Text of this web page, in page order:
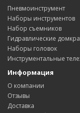
Пневмоинструмент
Наборы инструментов
Набор съемников
Гидравлические
Наборы головок
Инструментальные
Информация
О компании
Отзывы
Доставка